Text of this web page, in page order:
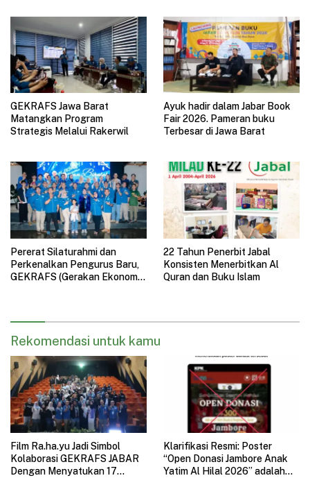
GEKRAFS Jawa Barat
Matangkan Program
Strategis Melalui Rakerwil
Ayuk hadir dalam Jabar Book
Fair 2026. Pameran buku
Terbesar di Jawa Barat
Pererat Silaturahmi dan
Perkenalkan Pengurus Baru,
GEKRAFS (Gerakan Ekonomi
22 Tahun Penerbit Jabal
Konsisten Menerbitkan Al
Quran dan Buku Islam
Rekomendasi untuk kamu
Film Ra.ha.yu Jadi Simbol
Kolaborasi GEKRAFS JABAR
Dengan Menyatukan 17
Klarifikasi Resmi: Poster
“Open Donasi Jambore Anak
Yatim Al Hilal 2026” adalah